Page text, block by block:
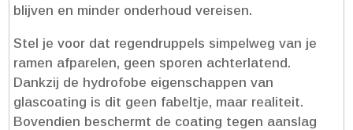
blijven en minder onderhoud vereisen.​
Stel je voor dat regendruppels simpelweg van je
ramen afparelen, geen sporen achterlatend.​
Dankzij de hydrofobe eigenschappen van
glascoating is dit geen fabeltje, maar realiteit.​
Bovendien beschermt de coating tegen aanslag